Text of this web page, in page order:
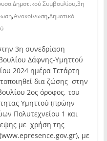
Δημοτικού Συμβουλίου,3η
,Ανακοίνωση,Δημοτικό
3η συνεδρίαση
Δάφνης-Υμηττού
2024 ημέρα Τετάρτη
δια ζώσης στην
2ος όροφος, του
Υμηττού (πρώην
Πολυτεχνείου 1 και
με χρήση της
με